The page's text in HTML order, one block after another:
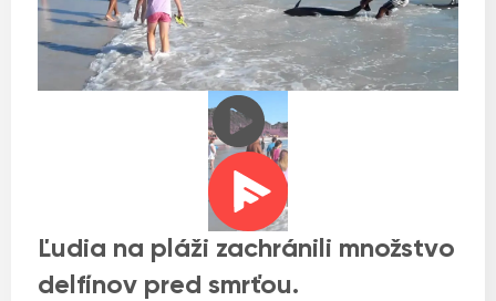
Ľudia na pláži zachránili množstvo
delfínov pred smrťou.